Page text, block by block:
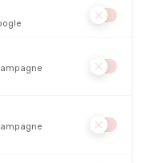
SIDEKICK CON